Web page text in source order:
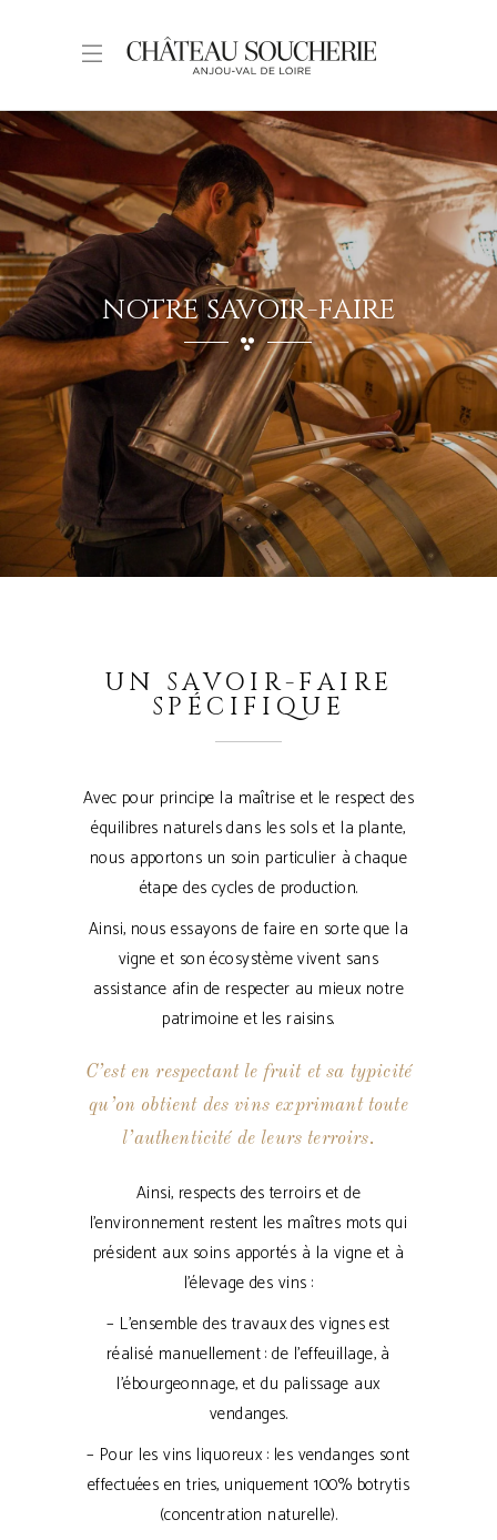
NOTRE SAVOIR-FAIRE
UN SAVOIR-FAIRE
SPÉCIFIQUE
Avec pour principe la maîtrise et le respect des
équilibres naturels dans les sols et la plante,
nous apportons un soin particulier à chaque
étape des cycles de production.
Ainsi, nous essayons de faire en sorte que la
vigne et son écosystème vivent sans
assistance afin de respecter au mieux notre
patrimoine et les raisins.
C’est en respectant le fruit et sa typicité
qu’on obtient des vins exprimant toute
l’authenticité de leurs terroirs.
Ainsi, respects des terroirs et de
l’environnement restent les maîtres mots qui
président aux soins apportés à la vigne et à
l’élevage des vins :
– L’ensemble des travaux des vignes est
réalisé manuellement : de l’effeuillage, à
l’ébourgeonnage, et du palissage aux
vendanges.
– Pour les vins liquoreux : les vendanges sont
effectuées en tries, uniquement 100% botrytis
(concentration naturelle).